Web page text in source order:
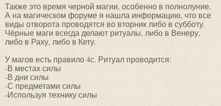
Также это время черной магии, особенно в полнолуние.
А на магическом форуме я нашла информацию, что все
виды отворота проводятся во вторник либо в субботу.
Чёрные маги всегда делают ритуалы, либо в Венеру,
либо в Раху, либо в Кету.
У магов есть правило 4с. Ритуал проводится:
-В местах силы
-В дни силы
-С предметами силы
-Используя технику силы